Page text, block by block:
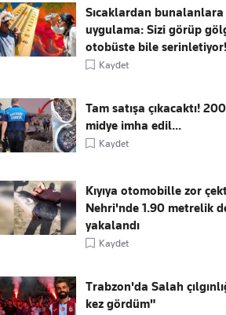
Sıcaklardan
uygulama: Sizi görüp
otobüste bile serinletiyor!
Kaydet
Tam satışa çıkacaktı!
midye imha edil...
Kaydet
Kıyıya otomobille zor
Nehri'nde 1.90 metrelik
yakalandı
Kaydet
Trabzon'da Salah
kez gördüm"